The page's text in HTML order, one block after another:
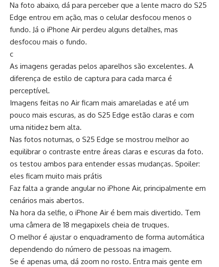
Na foto abaixo, dá para perceber que a lente macro do S25
Edge entrou em ação, mas o celular desfocou menos o
fundo. Já o iPhone Air perdeu alguns detalhes, mas
desfocou mais o fundo.
c
As imagens geradas pelos aparelhos são excelentes. A
diferença de estilo de captura para cada marca é
perceptível.
Imagens feitas no Air ficam mais amareladas e até um
pouco mais escuras, as do S25 Edge estão claras e com
uma nitidez bem alta.
Nas fotos noturnas, o S25 Edge se mostrou melhor ao
equilibrar o contraste entre áreas claras e escuras da foto.
os testou ambos para entender essas mudanças. Spoiler:
eles ficam muito mais prátis
Faz falta a grande angular no iPhone Air, principalmente em
cenários mais abertos.
Na hora da selfie, o iPhone Air é bem mais divertido. Tem
uma câmera de 18 megapixels cheia de truques.
O melhor é ajustar o enquadramento de forma automática
dependendo do número de pessoas na imagem.
Se é apenas uma, dá zoom no rosto. Entra mais gente em